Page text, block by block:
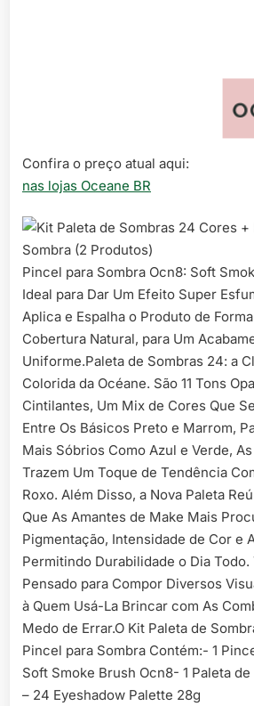
Confira o preço atual aqui:
nas lojas Oceane BR
Pincel para Sombra Ocn8: Soft
Ideal para Dar Um Efeito Super
Aplica e Espalha o Produto de
Cobertura Natural, para Um
Uniforme.Paleta de Sombras 24: a
Colorida da Océane. São 11 Tons
Cintilantes, Um Mix de Cores Que
Entre Os Básicos Preto e Marrom,
Mais Sóbrios Como Azul e Verde,
Trazem Um Toque de Tendência
Roxo. Além Disso, a Nova Paleta
Que As Amantes de Make Mais
Pigmentação, Intensidade de Cor e
Permitindo Durabilidade o Dia Todo.
Pensado para Compor Diversos
à Quem Usá-La Brincar com As
Medo de Errar.O Kit Paleta de
Pincel para Sombra Contém:- 1
Soft Smoke Brush Ocn8- 1 Paleta
– 24 Eyeshadow Palette 28g